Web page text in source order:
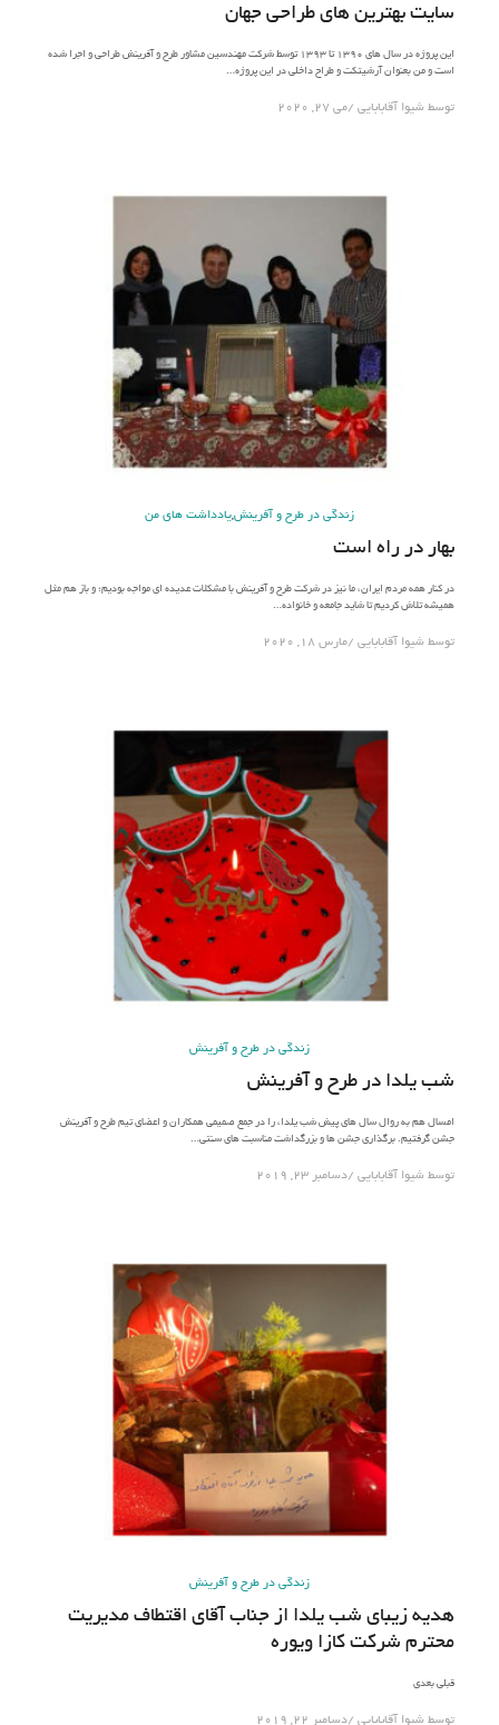
سایت بهترین های طراحی جهان
این پروژه در سال های ۱۳۹۰ تا ۱۳۹۳ توسط شرکت مهندسین مشاور طرح و آفرینش طراحی و اجرا شده
است و من بعنوان آرشیتکت و طراح داخلی در این پروژه…
توسط شیوا آقابابایی می 27, 2020
زندگی در طرح و آفرینش,یادداشت های من
بهار در راه است
در کنار همه مردم ایران، ما نیز در شرکت طرح و آفرینش با مشکلات عدیده ای مواجه بودیم؛ و باز هم مثل
همیشه تلاش کردیم تا شاید جامعه و خانواده…
توسط شیوا آقابابایی مارس 18, 2020
زندگی در طرح و آفرینش
شب یلدا در طرح و آفرینش
امسال هم به روال سال های پیش شب یلدا، را در جمع صمیمی همکاران و اعضای تیم طرح و آفرینش
جشن گرفتیم. برگذاری جشن ها و بزرگداشت مناسبت های سنتی…
توسط شیوا آقابابایی دسامبر 23, 2019
زندگی در طرح و آفرینش
هدیه زیبای شب یلدا از جناب آقای اقتطاف مدیریت
محترم شرکت کازا ویوره
قبلی بعدی
توسط شیوا آقابابایی دسامبر 22, 2019